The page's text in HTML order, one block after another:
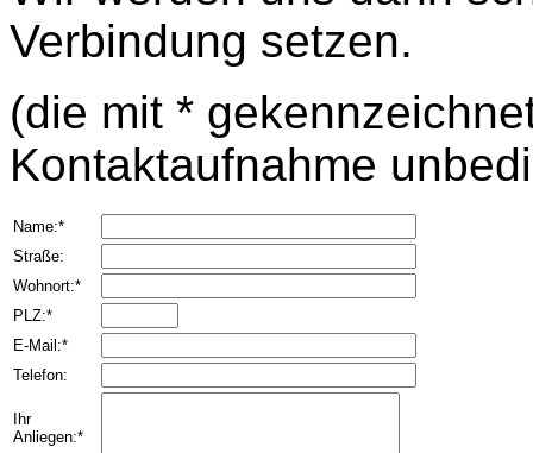
Verbindung setzen.
(die mit *
Kontaktaufnahme
Name:*
Straße:
Wohnort:*
PLZ:*
E-Mail:*
Telefon:
Ihr
Anliegen:*